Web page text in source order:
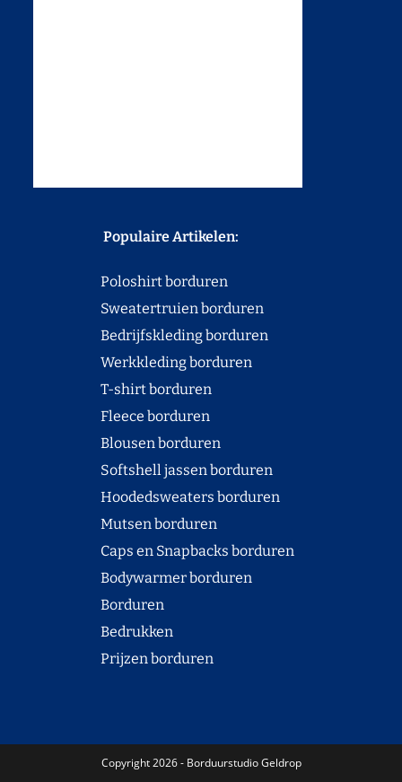
Populaire Artikelen:
Poloshirt borduren
Sweatertruien borduren
Bedrijfskleding borduren
Werkkleding borduren
T-shirt borduren
Fleece borduren
Blousen borduren
Softshell jassen borduren
Hoodedsweaters borduren
Mutsen borduren
Caps en Snapbacks borduren
Bodywarmer borduren
Borduren
Bedrukken
Prijzen borduren
Copyright 2026 - Borduurstudio Geldrop